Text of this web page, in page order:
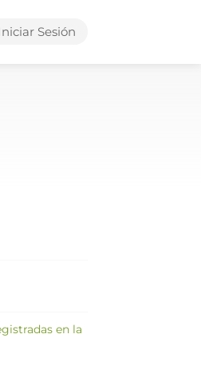
Sesión
en la